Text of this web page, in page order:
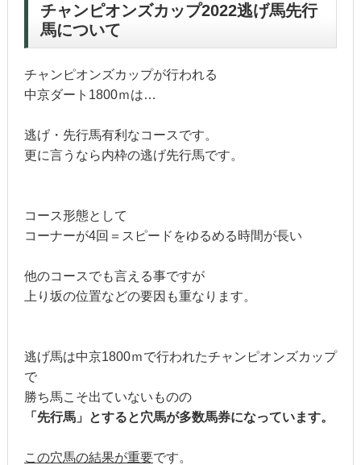
チャンピオンズカップ2022逃げ馬先行
馬について
チャンピオンズカップが行われる
中京ダート1800ｍは…
逃げ・先行馬有利なコースです。
更に言うなら内枠の逃げ先行馬です。
コース形態として
コーナーが4回＝スピードをゆるめる時間が長い
他のコースでも言える事ですが
上り坂の位置などの要因も重なります。
逃げ馬は中京1800ｍで行われたチャンピオンズカップ
で
勝ち馬こそ出ていないものの
「先行馬」とすると穴馬が多数馬券になっています。
この穴馬の結果が重要です。